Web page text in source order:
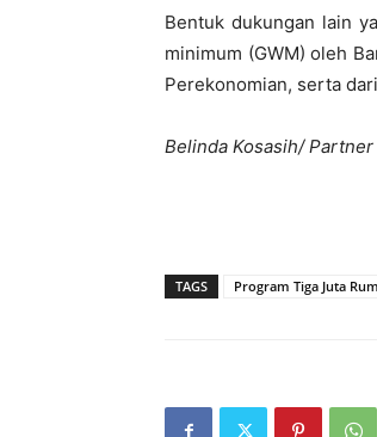
Bentuk dukungan lain
minimum (GWM) oleh
Perekonomian, serta
Belinda Kosasih/
TAGS Program Tiga Juta